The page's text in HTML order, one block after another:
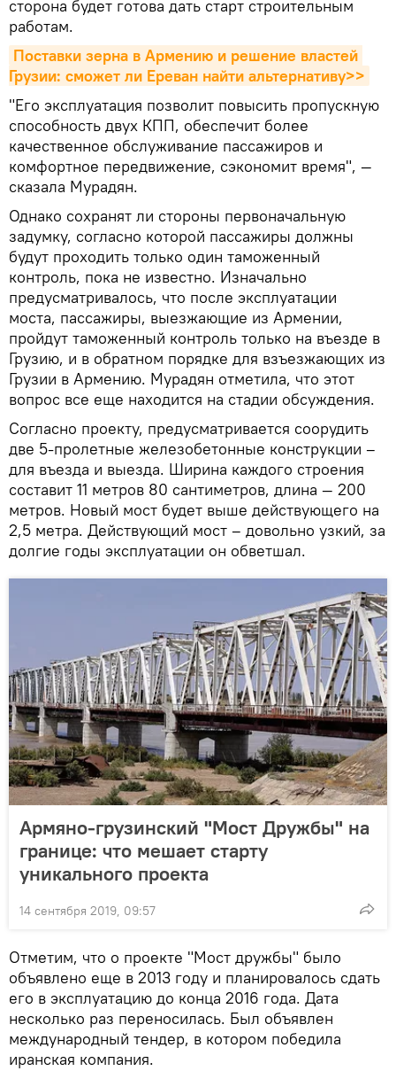
сторона будет готова дать старт строительным
работам.
Поставки зерна в Армению и решение властей
Грузии: сможет ли Ереван найти альтернативу>>
"Его эксплуатация позволит повысить пропускную
способность двух КПП, обеспечит более
качественное обслуживание пассажиров и
комфортное передвижение, сэкономит время", —
сказала Мурадян.
Однако сохранят ли стороны первоначальную
задумку, согласно которой пассажиры должны
будут проходить только один таможенный
контроль, пока не известно. Изначально
предусматривалось, что после эксплуатации
моста, пассажиры, выезжающие из Армении,
пройдут таможенный контроль только на въезде в
Грузию, и в обратном порядке для взъезжающих из
Грузии в Армению. Мурадян отметила, что этот
вопрос все еще находится на стадии обсуждения.
Согласно проекту, предусматривается соорудить
две 5-пролетные железобетонные конструкции –
для въезда и выезда. Ширина каждого строения
составит 11 метров 80 сантиметров, длина — 200
метров. Новый мост будет выше действующего на
2,5 метра. Действующий мост – довольно узкий, за
долгие годы эксплуатации он обветшал.
Армяно-грузинский "Мост Дружбы" на
границе: что мешает старту
уникального проекта
14 сентября 2019, 09:57
Отметим, что о проекте "Мост дружбы" было
объявлено еще в 2013 году и планировалось сдать
его в эксплуатацию до конца 2016 года. Дата
несколько раз переносилась. Был объявлен
международный тендер, в котором победила
иранская компания.